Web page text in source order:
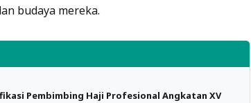
budaya mereka.
Pembimbing Haji Profesional Angkatan XV